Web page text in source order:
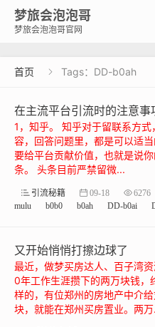
梦旅会泡泡哥
梦旅会泡泡哥官网
首页  Tags：DD-b0ah
在主流平台引流时的注意事
1，知乎。 知乎对于留联系方
容，回答问题里，都是可以适
要给平台贡献价值，也就是说
条。 头条目前严禁留微...
引流秘籍 09-18 6276
mulu
b0b0 b0ah DD-b0ai
又开始悄悄打擦边球了
最近，做梦买房达人、百子湾
0年工作生涯攒下的两万块钱，
样的，有位郑州的房地产中介
块，就能在郑州买房置业。两